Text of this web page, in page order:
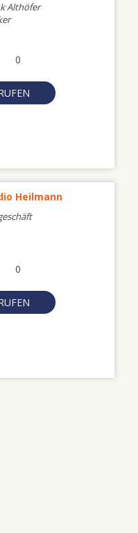
Althöfer
0
Heilmann
0